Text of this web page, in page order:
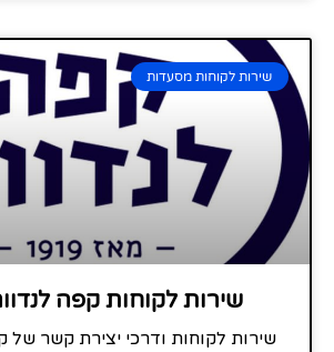
שירות לקוחות מסעדות
שירות לקוחות קפה
שירות לקוחות ודרכי יצירת קשר של